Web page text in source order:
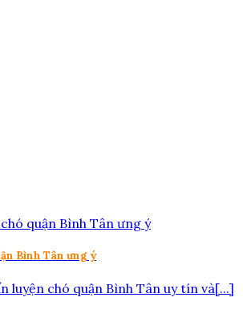
Bình Tân ưng ý
luyện chó quận Bình Tân uy tín và[...]